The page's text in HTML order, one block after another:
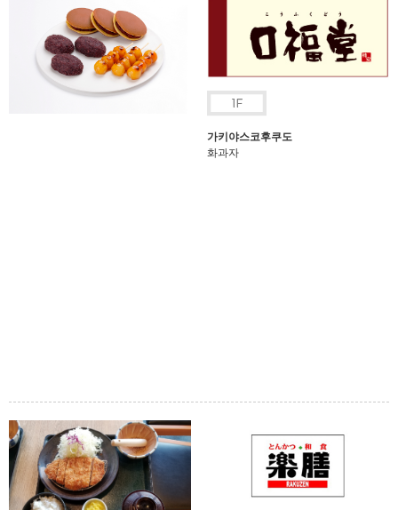
가키야스코후쿠도
화과자